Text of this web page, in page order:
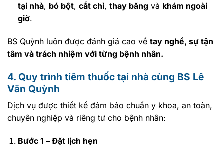
tại nhà, bó bột, cắt chỉ, thay băngvà khám ngoài
giờ.
BS Quỳnh luôn được đánh giá cao về tay nghề, sự tận
tâm và trách nhiệm với từng bệnh nhân.
4. Quy trình tiêm thuốc tại nhà cùng BS Lê
Văn Quỳnh
Dịch vụ được thiết kế đảm bảo chuẩn y khoa, an toàn,
chuyên nghiệp và riêng tư cho bệnh nhân:
Bước 1 – Đặt lịch hẹn